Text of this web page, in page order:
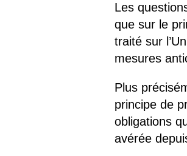
Les
que sur le
traité sur
mesures
Plus
principe de
obligations
avérée